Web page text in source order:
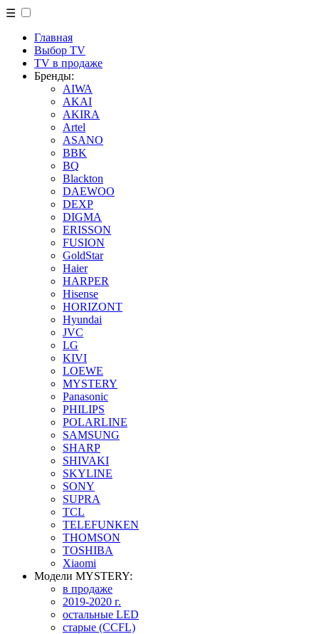
☰
Главная
Выбор TV
TV в продаже
Бренды:
AIWA
AKAI
AKIRA
Artel
ASANO
BBK
BQ
Blackton
DAEWOO
DEXP
DIGMA
ERISSON
FUSION
GoldStar
Haier
HARPER
Hisense
HORIZONT
Hyundai
JVC
LG
KIVI
LOEWE
MYSTERY
Panasonic
PHILIPS
POLARLINE
SAMSUNG
SHARP
SHIVAKI
SKYLINE
SONY
SUPRA
TCL
TELEFUNKEN
THOMSON
TOSHIBA
Xiaomi
Модели MYSTERY:
в продаже
2019-2020 г.
остальные LED
старые (CCFL)